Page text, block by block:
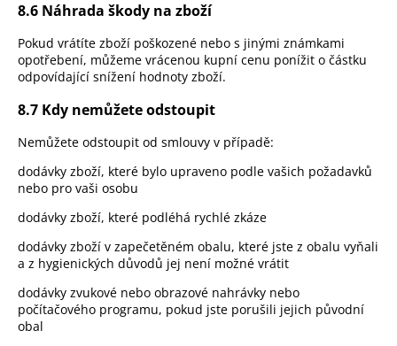
8.6 Náhrada škody na zboží
Pokud vrátíte zboží poškozené nebo s jinými známkami
opotřebení, můžeme vrácenou kupní cenu ponížit o částku
odpovídající snížení hodnoty zboží.
8.7 Kdy nemůžete odstoupit
Nemůžete odstoupit od smlouvy v případě:
dodávky zboží, které bylo upraveno podle vašich požadavků
nebo pro vaši osobu
dodávky zboží, které podléhá rychlé zkáze
dodávky zboží v zapečetěném obalu, které jste z obalu vyňali
a z hygienických důvodů jej není možné vrátit
dodávky zvukové nebo obrazové nahrávky nebo
počítačového programu, pokud jste porušili jejich původní
obal